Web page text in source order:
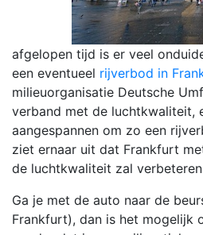
afgelopen tijd is er veel
een eventueel rijverbod in
milieuorganisatie Deutsche
verband met de luchtkwaliteit,
aangespannen om zo een
ziet ernaar uit dat Frankfurt
de luchtkwaliteit zal
Ga je met de auto naar de
Frankfurt), dan is het mogelijk